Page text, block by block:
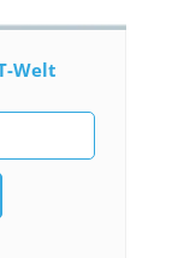
Welt